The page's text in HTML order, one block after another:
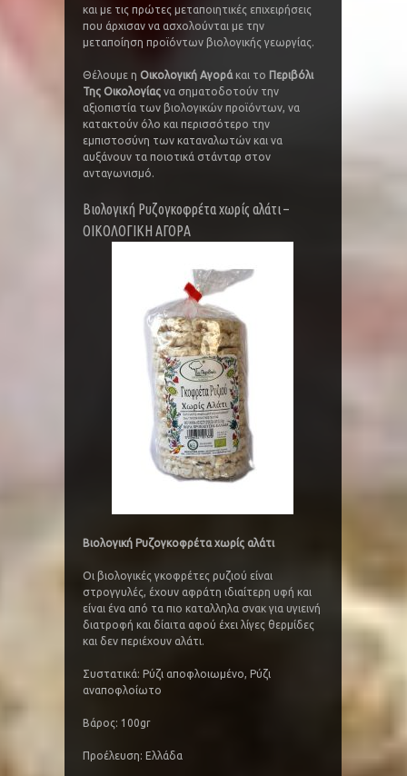
και με τις πρώτες μεταποιητικές επιχειρήσεις
που άρχισαν να ασχολούνται με την
μεταποίηση προϊόντων βιολογικής γεωργίας.
Θέλουμε η Οικολογική Αγοράκαι το Περιβόλι
Της Οικολογίας να σηματοδοτούν την
αξιοπιστία των βιολογικών προϊόντων, να
κατακτούν όλο και περισσότερο την
εμπιστοσύνη των καταναλωτών και να
αυξάνουν τα ποιοτικά στάνταρ στον
ανταγωνισμό.
Βιολογική Ρυζογκοφρέτα χωρίς αλάτι –
ΟΙΚΟΛΟΓΙΚΗ ΑΓΟΡΑ
Βιολογική Ρυζογκοφρέτα χωρίς αλάτι
Οι βιολογικές γκοφρέτες ρυζιού είναι
στρογγυλές, έχουν αφράτη ιδιαίτερη υφή και
είναι ένα από τα πιο καταλληλα σνακ για υγιεινή
διατροφή και δίαιτα αφού έχει λίγες θερμίδες
και δεν περιέχουν αλάτι.
Συστατικά: Ρύζι αποφλοιωμένο, Ρύζι
αναποφλοίωτο
Βάρος: 100gr
Προέλευση: Ελλάδα